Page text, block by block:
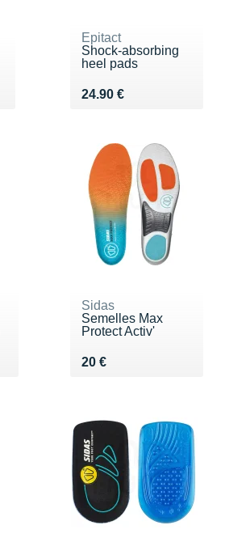
Epitact
Shock-absorbing
heel pads
24.90 €
Vendu 24.90 €
Sidas
Semelles Max
Protect Activ'
20 €
Vendu 20 €